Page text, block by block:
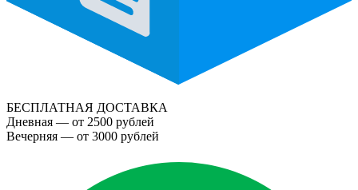
БЕСПЛАТНАЯ ДОСТАВКА
Дневная — от 2500 рублей
Вечерняя — от 3000 рублей